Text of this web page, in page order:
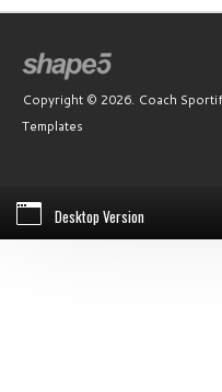
Copyright © 2026. Coach
Templates
Desktop Version